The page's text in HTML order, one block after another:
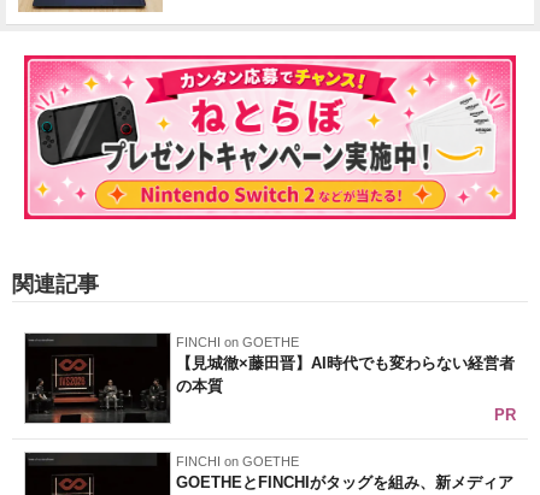
関連記事
FINCHI on GOETHE
【見城徹×藤田晋】AI時代でも変わらない経営者
の本質
PR
FINCHI on GOETHE
GOETHEとFINCHIがタッグを組み、新メディア